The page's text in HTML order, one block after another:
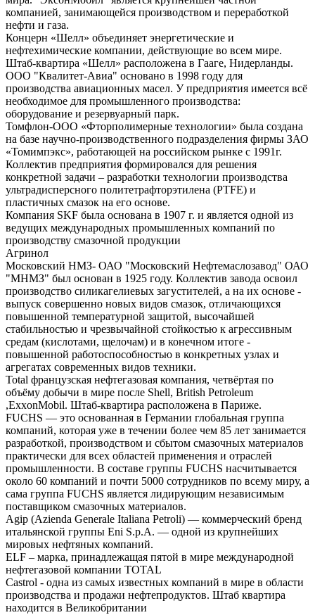
компанией, занимающейся производством и переработкой
нефти и газа.
Концерн «Шелл» объединяет энергетические и
нефтехимические компании, действующие во всем мире.
Штаб-квартира «Шелл» расположена в Гааге, Нидерланды.
ООО "Квалитет-Авиа" основано в 1998 году для
производства авиационных масел. У предприятия имеется всё
необходимое для промышленного производства:
оборудование и резервуарный парк.
Томфлон-ООО «Фторполимерные технологии» была создана
на базе научно-производственного подразделения фирмы ЗАО
«Томимпэкс», работающей на российском рынке с 1991г.
Коллектив предприятия формировался для решения
конкретной задачи – разработки технологии производства
ультрадисперсного политетрафторэтилена (PTFE) и
пластичных смазок на его основе.
Компания SKF была основана в 1907 г. и является одной из
ведущих международных промышленных компаний по
производству смазочной продукции
Агринол
Московский НМЗ- ОАО "Московский Нефтемаслозавод" ОАО
"МНМЗ" был основан в 1925 году. Коллектив завода освоил
производство силикагелиевых загустителей, а на их основе -
выпуск совершенно новых видов смазок, отличающихся
повышенной температурной защитой, высочайшей
стабильностью и чрезвычайной стойкостью к агрессивным
средам (кислотами, щелочам) и в конечном итоге -
повышенной работоспособностью в конкретных узлах и
агрегатах современных видов техники.
Total французская нефтегазовая компания, четвёртая по
объёму добычи в мире после Shell, British Petroleum
,ExxonMobil. Штаб-квартира расположена в Париже.
FUCHS — это основанная в Германии глобальная группа
компаний, которая уже в течении более чем 85 лет занимается
разработкой, производством и сбытом смазочных материалов
практически для всех областей применения и отраслей
промышленности. В составе группы FUCHS насчитывается
около 60 компаний и почти 5000 сотрудников по всему миру, а
сама группа FUCHS является лидирующим независимым
поставщиком смазочных материалов.
Agip (Azienda Generale Italiana Petroli) — коммерческий бренд
итальянской группы Eni S.p.A. — одной из крупнейших
мировых нефтяных компаний.
ELF – марка, принадлежащая пятой в мире международной
нефтегазовой компании TOTAL
Castrol - одна из самых известных компаний в мире в области
производства и продажи нефтепродуктов. Штаб квартира
находится в Великобритании